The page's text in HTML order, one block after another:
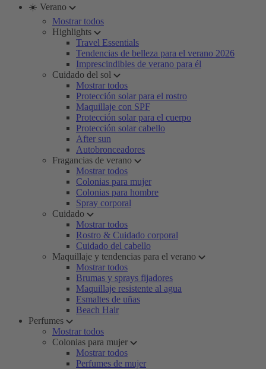
☀️ Verano
Mostrar todos
Highlights
Travel Essentials
Tendencias de belleza para el verano 2026
Imprescindibles de verano para él
Cuidado del sol
Mostrar todos
Protección solar para el rostro
Maquillaje con SPF
Protección solar para el cuerpo
Protección solar cabello
After sun
Autobronceadores
Fragancias de verano
Mostrar todos
Colonias para mujer
Colonias para hombre
Spray corporal
Cuidado
Mostrar todos
Rostro & Cuidado corporal
Cuidado del cabello
Maquillaje y tendencias para el verano
Mostrar todos
Brumas y sprays fijadores
Maquillaje resistente al agua
Esmaltes de uñas
Beach Hair
Perfumes
Mostrar todos
Colonias para mujer
Mostrar todos
Perfumes de mujer